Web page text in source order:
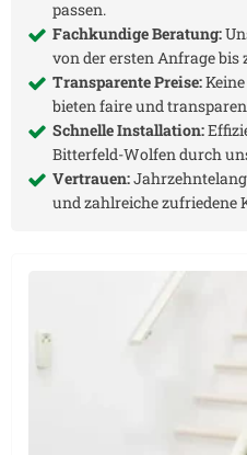
passen.
Fachkundige Beratung:
von der ersten Anfrage
Transparente Preise:
bieten faire und
Schnelle Installation:
Bitterfeld-Wolfendurch
Vertrauen:
und zahlreiche zufriedene